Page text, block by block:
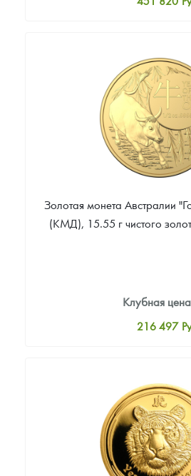
Цена выкупа
393 460
Золотая монета Австралии
(КМД), 15.55 г чистого
Клубная цена
216 497
Цена выкупа
199 554